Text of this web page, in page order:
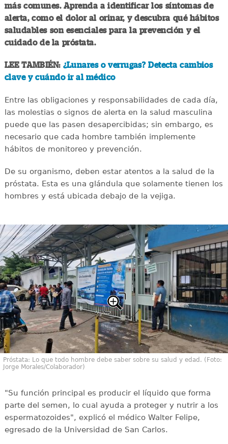
más comunes. Aprenda a identificar los síntomas de
alerta, como el dolor al orinar, y descubra qué hábitos
saludables son esenciales para la prevención y el
cuidado de la próstata.
LEE TAMBIÉN: ¿Lunares o verrugas? Detecta cambios
clave y cuándo ir al médico
Entre las obligaciones y responsabilidades de cada día,
las molestias o signos de alerta en la salud masculina
puede que las pasen desapercibidas; sin embargo, es
necesario que cada hombre también implemente
hábitos de monitoreo y prevención.
De su organismo, deben estar atentos a la salud de la
próstata. Esta es una glándula que solamente tienen los
hombres y está ubicada debajo de la vejiga.
Próstata: Lo que todo hombre debe saber sobre su salud y edad. (Foto:
Jorge Morales/Colaborador)
"Su función principal es producir el líquido que forma
parte del semen, lo cual ayuda a proteger y nutrir a los
espermatozoides", explicó el médico Walter Felipe,
egresado de la Universidad de San Carlos.